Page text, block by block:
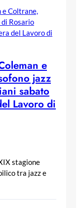
e
jazz
sabato
Lavoro di
stagione
tra jazz e